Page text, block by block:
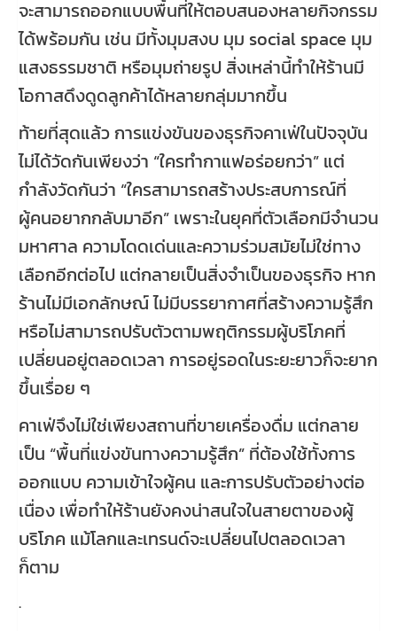
จะสามารถออกแบบพื้นที่ให้ตอบสนองหลายกิจกรรม
ได้พร้อมกัน เช่น มีทั้งมุมสงบ มุม social space มุม
แสงธรรมชาติ หรือมุมถ่ายรูป สิ่งเหล่านี้ทำให้ร้านมี
โอกาสดึงดูดลูกค้าได้หลายกลุ่มมากขึ้น
ท้ายที่สุดแล้ว การแข่งขันของธุรกิจคาเฟ่ในปัจจุบัน
ไม่ได้วัดกันเพียงว่า “ใครทำกาแฟอร่อยกว่า” แต่
กำลังวัดกันว่า “ใครสามารถสร้างประสบการณ์ที่
ผู้คนอยากกลับมาอีก” เพราะในยุคที่ตัวเลือกมีจำนวน
มหาศาล ความโดดเด่นและความร่วมสมัยไม่ใช่ทาง
เลือกอีกต่อไป แต่กลายเป็นสิ่งจำเป็นของธุรกิจ หาก
ร้านไม่มีเอกลักษณ์ ไม่มีบรรยากาศที่สร้างความรู้สึก
หรือไม่สามารถปรับตัวตามพฤติกรรมผู้บริโภคที่
เปลี่ยนอยู่ตลอดเวลา การอยู่รอดในระยะยาวก็จะยาก
ขึ้นเรื่อย ๆ
คาเฟ่จึงไม่ใช่เพียงสถานที่ขายเครื่องดื่ม แต่กลาย
เป็น “พื้นที่แข่งขันทางความรู้สึก” ที่ต้องใช้ทั้งการ
ออกแบบ ความเข้าใจผู้คน และการปรับตัวอย่างต่อ
เนื่อง เพื่อทำให้ร้านยังคงน่าสนใจในสายตาของผู้
บริโภค แม้โลกและเทรนด์จะเปลี่ยนไปตลอดเวลา
ก็ตาม
.